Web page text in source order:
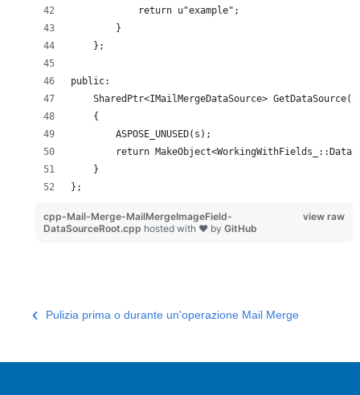
            return u"example";
        }
    };
public:
SharedPtr<IMailMergeDataSource>
    {
        ASPOSE_UNUSED(s);
return
    }
};
view raw
cpp-Mail-Merge-MailMergeImageField-
DataSourceRoot.cpp hosted with ❤ by GitHub
Pulizia prima o durante un'operazione Mail Merge